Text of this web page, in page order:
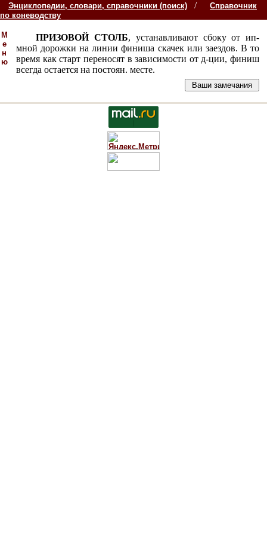
Энциклопедии, словари, справочники (поиск) /
Справочник
по коневодству
М
е
н
ю
ПРИЗОВОЙ СТОЛБ, устанавливают сбоку от ип-
мной дорожки на линии финиша скачек или заездов. В то
время как старт переносят в зависимости от д-ции, финиш
всегда остается на постоян. месте.